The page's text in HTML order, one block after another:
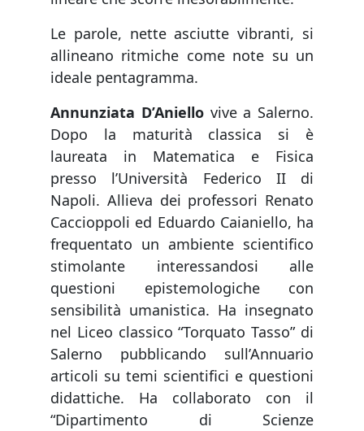
Le parole, nette asciutte vibranti, si
allineano ritmiche come note su un
ideale pentagramma.
Annunziata D’Aniellovive a Salerno.
Dopo la maturità classica si è
laureata in Matematica e Fisica
presso l’Università Federico II di
Napoli. Allieva dei professori Renato
Caccioppoli ed Eduardo Caianiello, ha
frequentato un ambiente scientifico
stimolante interessandosi alle
questioni epistemologiche con
sensibilità umanistica. Ha insegnato
nel Liceo classico “Torquato Tasso” di
Salerno pubblicando sull’Annuario
articoli su temi scientifici e questioni
didattiche. Ha collaborato con il
“Dipartimento di Scienze